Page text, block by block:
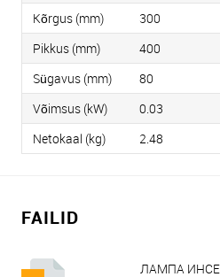
Kõrgus (mm)
300
Pikkus (mm)
400
Sügavus (mm)
80
Võimsus (kW)
0.03
Netokaal (kg)
2.48
FAILID
ЛАМПА